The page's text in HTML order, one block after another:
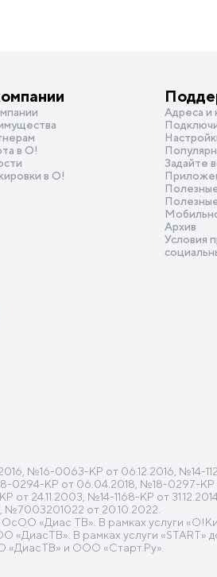
в О!
в О!
Адреса и
Задайте
Архив
Условия
№16-0063-КР от 06.12.2016, №14-
0294-КР от 06.04.2018, №18-0297-
24.11.2003, №14-1168-КР от
от 20.10.2022.
«Диас ТВ». В рамках услуги
В рамках услуги «START»
«ДиасТВ» и ООО «Старт.Ру».